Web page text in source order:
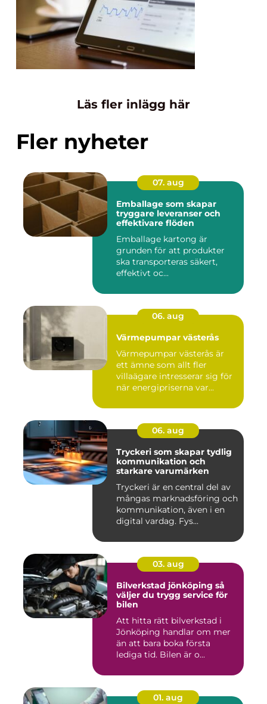
Läs fler inlägg här
Fler nyheter
07. aug
Emballage som skapar
tryggare leveranser och
effektivare flöden
Emballage kartong är
grunden för att produkter
ska transporteras säkert,
effektivt oc...
06. aug
Värmepumpar västerås
Värmepumpar västerås är
ett ämne som allt fler
villaägare intresserar sig för
när energipriserna var...
06. aug
Tryckeri som skapar tydlig
kommunikation och
starkare varumärken
Tryckeri är en central del av
mångas marknadsföring och
kommunikation, även i en
digital vardag. Fys...
03. aug
Bilverkstad jönköping så
väljer du trygg service för
bilen
Att hitta rätt bilverkstad i
Jönköping handlar om mer
än att bara boka första
lediga tid. Bilen är o...
01. aug